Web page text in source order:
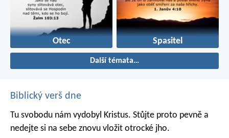
Otec Spasitel
Další témata…
Biblický verš dne
Tu svobodu nám vydobyl Kristus. Stůjte proto pevně a
nedejte si na sebe znovu vložit otrocké jho.